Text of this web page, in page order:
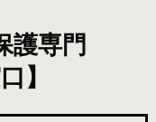
護専門
】